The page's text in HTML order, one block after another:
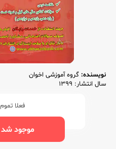
نویسنده: گروه آموزشی اخوان
سال انتشار: 1399
فعلا
موجود